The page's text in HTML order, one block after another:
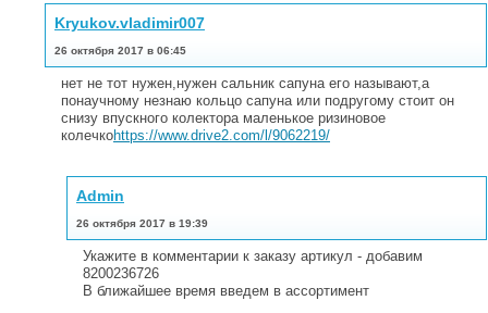
Kryukov.vladimir007
26 октября 2017 в 06:45
нет не тот нужен,нужен сальник сапуна его называют,а
понаучному незнаю кольцо сапуна или подругому стоит он
снизу впускного колектора маленькое ризиновое
колечкоhttps://www.drive2.com/l/9062219/
Admin
26 октября 2017 в 19:39
Укажите в комментарии к заказу артикул - добавим
8200236726
В ближайшее время введем в ассортимент